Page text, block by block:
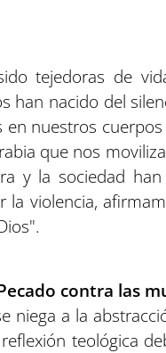
tejedoras de
han nacido del
en nuestros
que nos
y la sociedad
la violencia,
contra las
niega a la
teológica